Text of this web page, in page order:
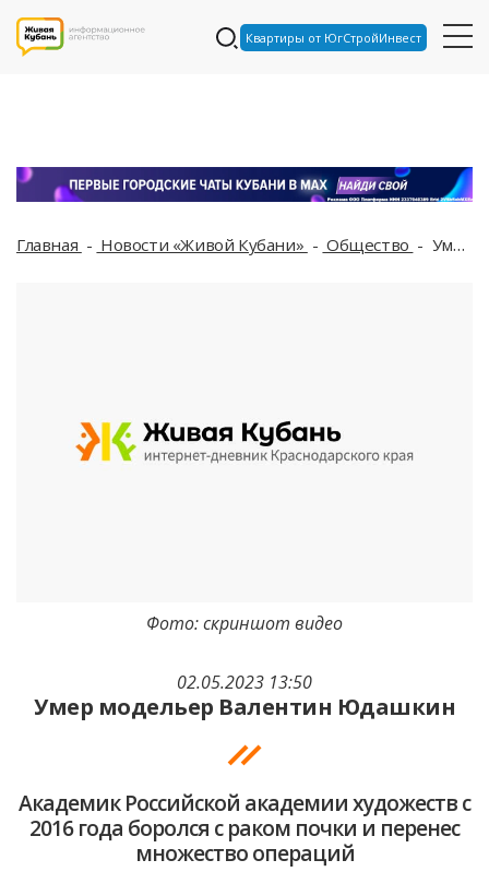
Квартиры от ЮгСтройИнвест
Главная Новости «Живой Кубани» Общество Умер модельер Валентин Юдашкин
02.05.2023 13:50
Умер модельер Валентин Юдашкин
Академик Российской академии художеств с
2016 года боролся с раком почки и перенес
множество операций
Фото: скриншот видео